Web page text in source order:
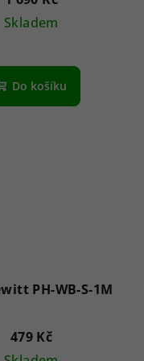
pendant
Skladem
Do košíku
PH-WB-S-1M
479 Kč